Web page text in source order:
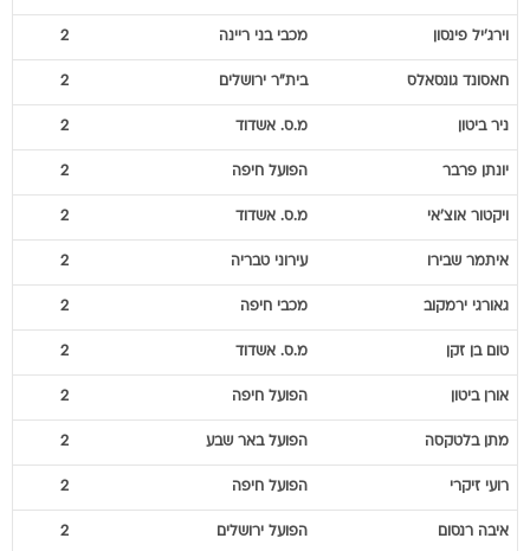
וירג'יל פינסון מכבי בני ריינה 2
חאסונד גונסאלס בית"ר ירושלים 2
ניר ביטון מ.ס. אשדוד 2
יונתן פרבר הפועל חיפה 2
ויקטור אוצ'אי מ.ס. אשדוד 2
איתמר שבירו עירוני טבריה 2
גאורגי ירמקוב מכבי חיפה 2
טום בן זקן מ.ס. אשדוד 2
אורן ביטון הפועל חיפה 2
מתן בלטקסה הפועל באר שבע 2
רועי זיקרי הפועל חיפה 2
איבה רנסום הפועל ירושלים 2